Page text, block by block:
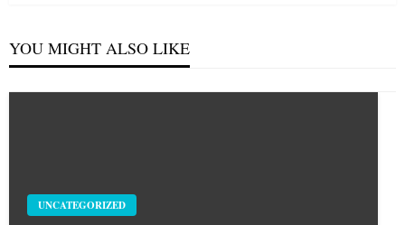
YOU MIGHT ALSO LIKE
UNCATEGORIZED